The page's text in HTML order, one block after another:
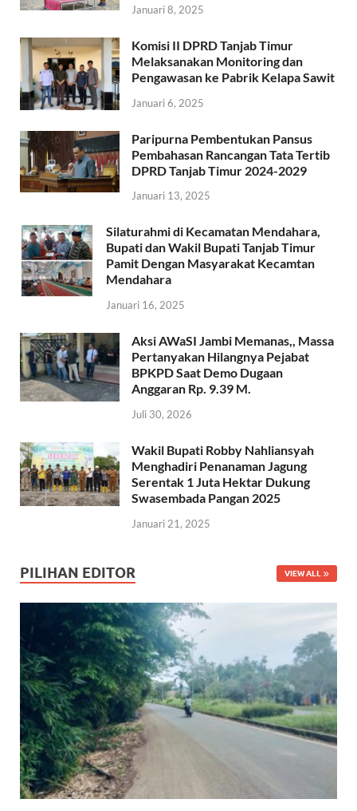
Januari 8, 2025
Komisi II DPRD Tanjab Timur
Melaksanakan Monitoring dan
Pengawasan ke Pabrik Kelapa Sawit
Januari 6, 2025
Paripurna Pembentukan Pansus
Pembahasan Rancangan Tata Tertib
DPRD Tanjab Timur 2024-2029
Januari 13, 2025
Silaturahmi di Kecamatan Mendahara,
Bupati dan Wakil Bupati Tanjab Timur
Pamit Dengan Masyarakat Kecamtan
Mendahara
Januari 16, 2025
Aksi AWaSI Jambi Memanas,, Massa
Pertanyakan Hilangnya Pejabat
BPKPD Saat Demo Dugaan
Anggaran Rp. 9.39 M.
Juli 30, 2026
Wakil Bupati Robby Nahliansyah
Menghadiri Penanaman Jagung
Serentak 1 Juta Hektar Dukung
Swasembada Pangan 2025
Januari 21, 2025
PILIHAN EDITOR VIEW ALL